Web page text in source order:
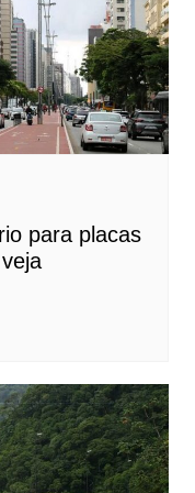
para placas